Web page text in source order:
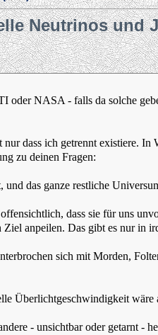
Neutrinos und
oder NASA - falls da solche
dass ich getrennt existiere.
zu deinen Fragen:
das ganze restliche
dass sie für uns
anpeilen. Das gibt es nur in
sich mit Morden,
Überlichtgeschwindigkeit
- unsichtbar oder getarnt -